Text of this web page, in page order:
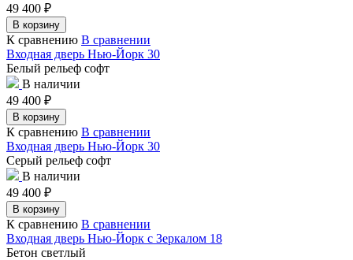
49 400 ₽
В корзину
К сравнению В сравнении
Входная дверь Нью-Йорк 30
Белый рельеф софт
В наличии
49 400 ₽
В корзину
К сравнению В сравнении
Входная дверь Нью-Йорк 30
Серый рельеф софт
В наличии
49 400 ₽
В корзину
К сравнению В сравнении
Входная дверь Нью-Йорк с Зеркалом 18
Бетон светлый